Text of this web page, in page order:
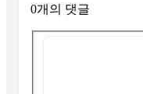
0개의 댓글